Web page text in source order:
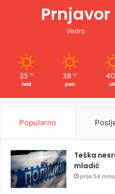
Prnjavor
Vedro
35 ℃
ned
38 ℃
pon
40
Popularno
Teška
mladić
prije 54